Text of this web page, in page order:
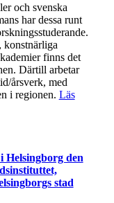
och svenska
har dessa runt
konstnärliga
finns det
Därtill arbetar
årsverk, med
i regionen. Läs
den
stad